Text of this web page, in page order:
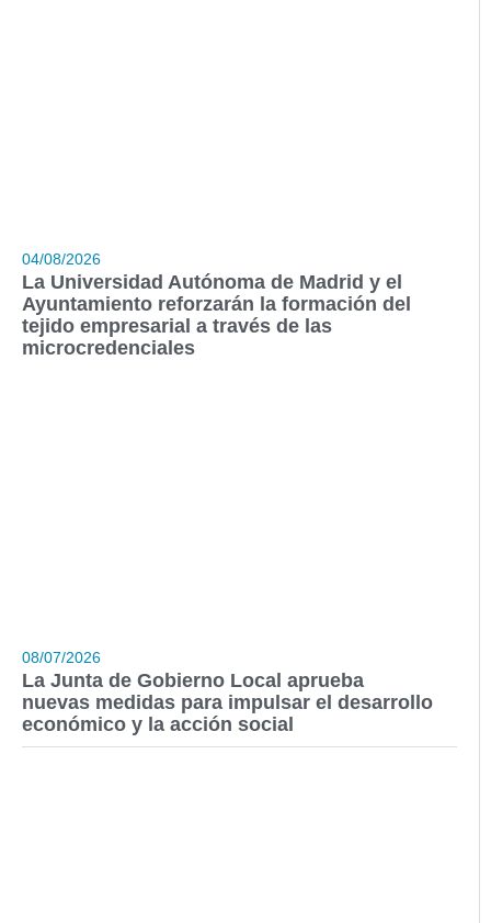
04/08/2026
La Universidad Autónoma de Madrid y el
Ayuntamiento reforzarán la formación del
tejido empresarial a través de las
microcredenciales
08/07/2026
La Junta de Gobierno Local aprueba
nuevas medidas para impulsar el desarrollo
económico y la acción social